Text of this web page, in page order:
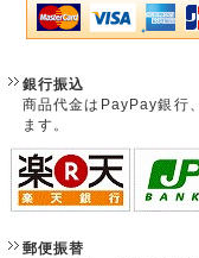
銀行振込
商品代金はPayPay銀行
ます。
郵便振替